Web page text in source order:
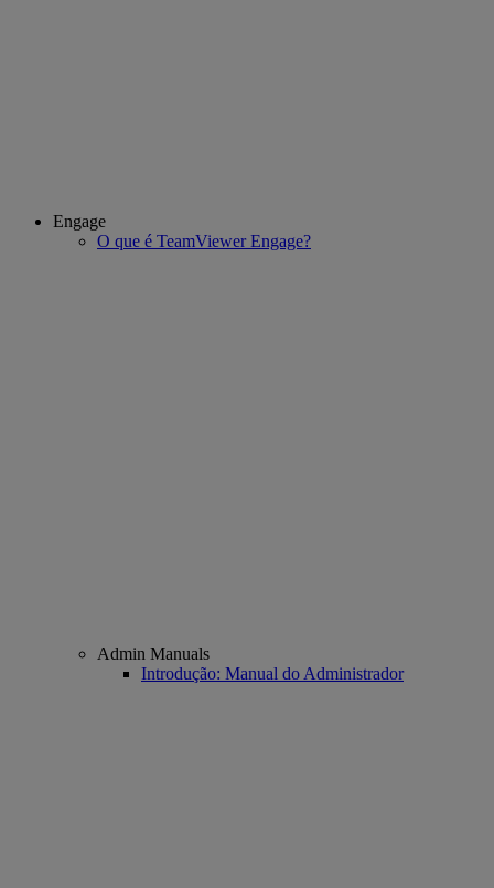
Engage
O que é TeamViewer Engage?
Admin Manuals
Introdução: Manual do Administrador